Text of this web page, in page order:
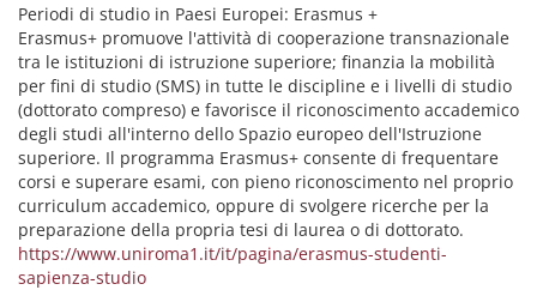
Periodi di studio in Paesi Europei: Erasmus +
Erasmus+ promuove l'attività di cooperazione transnazionale
tra le istituzioni di istruzione superiore; finanzia la mobilità
per fini di studio (SMS) in tutte le discipline e i livelli di studio
(dottorato compreso) e favorisce il riconoscimento accademico
degli studi all'interno dello Spazio europeo dell'Istruzione
superiore. Il programma Erasmus+ consente di frequentare
corsi e superare esami, con pieno riconoscimento nel proprio
curriculum accademico, oppure di svolgere ricerche per la
preparazione della propria tesi di laurea o di dottorato.
https://www.uniroma1.it/it/pagina/erasmus-studenti-
sapienza-studio